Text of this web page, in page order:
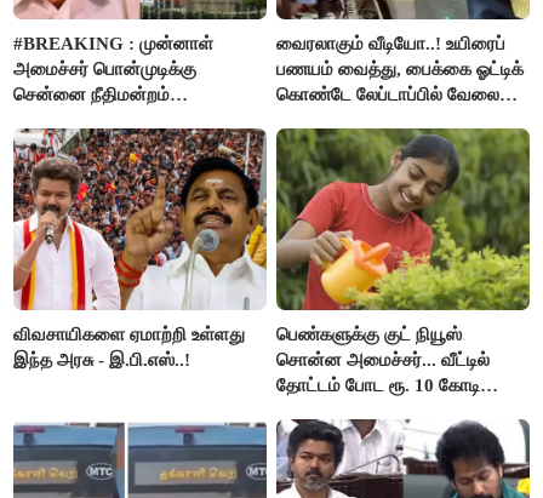
#BREAKING : முன்னாள்
அமைச்சர் பொன்முடிக்கு
சென்னை நீதிமன்றம்
வைரலாகும் வீடியோ..! உயிரைப்
பணயம் வைத்து, பைக்கை ஓட்டிக்
கொண்டே லேப்டாப்பில் வேலை
விவசாயிகளை ஏமாற்றி உள்ளது
இந்த அரசு - இ.பி.எஸ்..!
பெண்களுக்கு குட் நியூஸ்
சொன்ன அமைச்சர்... வீட்டில்
தோட்டம் போட ரூ. 10 கோடி